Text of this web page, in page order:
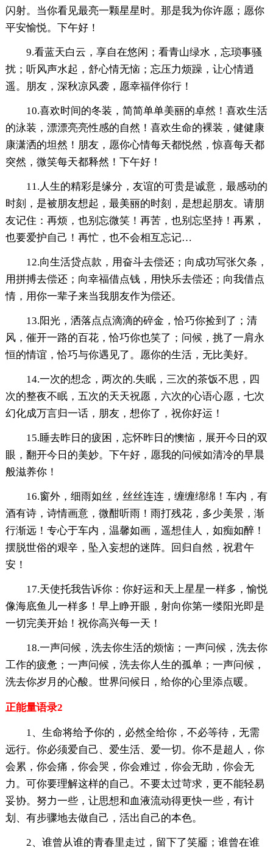
闪射。当你看见最亮一颗星星时。那是我为你许愿；愿你
平安愉悦。下午好！
9.看蓝天白云，享自在悠闲；看青山绿水，忘琐事骚
扰；听风声水起，舒心情无恼；忘压力烦躁，让心情逍
遥。朋友，深秋凉风袭，愿幸福伴你行！
10.喜欢时间的冬装，简简单单美丽的卓然！喜欢生活
的泳装，漂漂亮亮性感的自然！喜欢生命的裸装，健健康
康潇洒的坦然！朋友，愿你心情每天都悦然，惊喜每天都
突然，微笑每天都释然！下午好！
11.人生的精彩是缘分，友谊的可贵是诚意，最感动的
时刻，是被朋友想起，最美丽的时刻，是想起朋友。请朋
友记住：再烦，也别忘微笑！再苦，也别忘坚持！再累，
也要爱护自己！再忙，也不会相互忘记…
12.向生活贷点款，用奋斗去偿还；向成功写张欠条，
用拼搏去偿还；向幸福借点钱，用快乐去偿还；向我借点
情，用你一辈子来当我朋友作为偿还。
13.阳光，洒落点点滴滴的碎金，恰巧你捡到了；清
风，催开一路的百花，恰巧你也笑了；问候，挑了一肩永
恒的情谊，恰巧与你遇见了。愿你的生活，无比美好。
14.一次的想念，两次的.失眠，三次的茶饭不思，四
次的整夜不眠，五次的天天祝愿，六次的心语心愿，七次
幻化成万言归一话，朋友，想你了，祝你好运！
15.睡去昨日的疲困，忘怀昨日的懊恼，展开今日的双
眼，翻开今日的美妙。下午好，愿我的问候如清冷的早晨
般滋养你！
16.窗外，细雨如丝，丝丝连连，缠缠绵绵！车内，有
酒有诗，诗情画意，微酣听雨！雨打残花，多少美景，渐
行渐远！专心于车内，温馨如画，遥想佳人，如痴如醉！
摆脱世俗的艰辛，坠入妄想的迷阵。回归自然，祝君午
安！
17.天使托我告诉你：你好运和天上星星一样多，愉悦
像海底鱼儿一样多！早上睁开眼，射向你第一缕阳光即是
一切完美开始！祝你高兴每一天！
18.一声问候，洗去你生活的烦恼；一声问候，洗去你
工作的疲惫；一声问候，洗去你人生的孤单；一声问候，
洗去你岁月的心酸。世界问候日，给你的心里添点暖。
正能量语录2
1、生命将给予你的，必然全给你，不必等待，无需
远行。你必须爱自己、爱生活、爱一切。你不是超人，你
会累，你会痛，你会哭，你会难过，你会无助，你会无
力。可你要理解这样的自己。不要太过苛求，更不能轻易
妥协。努力一些，让思想和血液流动得更快一些，有计
划、有步骤地去做自己，活出自己的本色。
2、谁曾从谁的青春里走过，留下了笑靥；谁曾在谁